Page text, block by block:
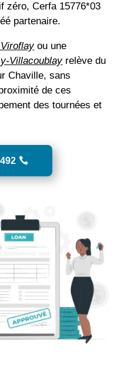
zéro, Cerfa 15776*03
partenaire.
ou une
Villacoublayrelève du
Chaville, sans
de ces
des tournées et